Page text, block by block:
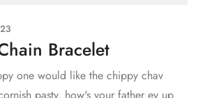
Bracelet
one would like the chippy chav